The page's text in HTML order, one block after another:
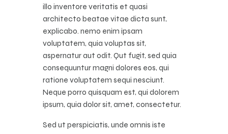
illo inventore veritatis et quasi
architecto beatae vitae dicta sunt,
explicabo. nemo enim ipsam
voluptatem, quia voluptas sit,
aspernatur aut odit. Qut fugit, sed quia
consequuntur magni dolores eos, qui
ratione voluptatem sequi nesciunt.
Neque porro quisquam est, qui dolorem
ipsum, quia dolor sit, amet, consectetur.
Sed ut perspiciatis, unde omnis iste